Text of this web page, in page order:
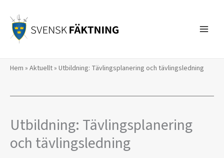
innehåll
Hem » Aktuellt» Utbildning: Tävlingsplanering och tävlingsledning
Utbildning: Tävlingsplanering
och tävlingsledning